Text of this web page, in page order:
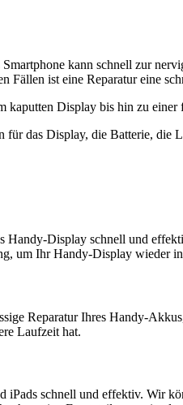
kann schnell zur
ist eine Reparatur eine
kaputten Display bis hin zu einer
das Display, die Batterie,
Handy-Display schnell und
um Ihr Handy-Display wieder
Reparatur Ihres Handy-
Laufzeit hat.
iPads schnell und effektiv. Wir